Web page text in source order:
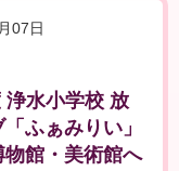
07日
浄水小学校 放
ふぁみりい」
館・美術館へ